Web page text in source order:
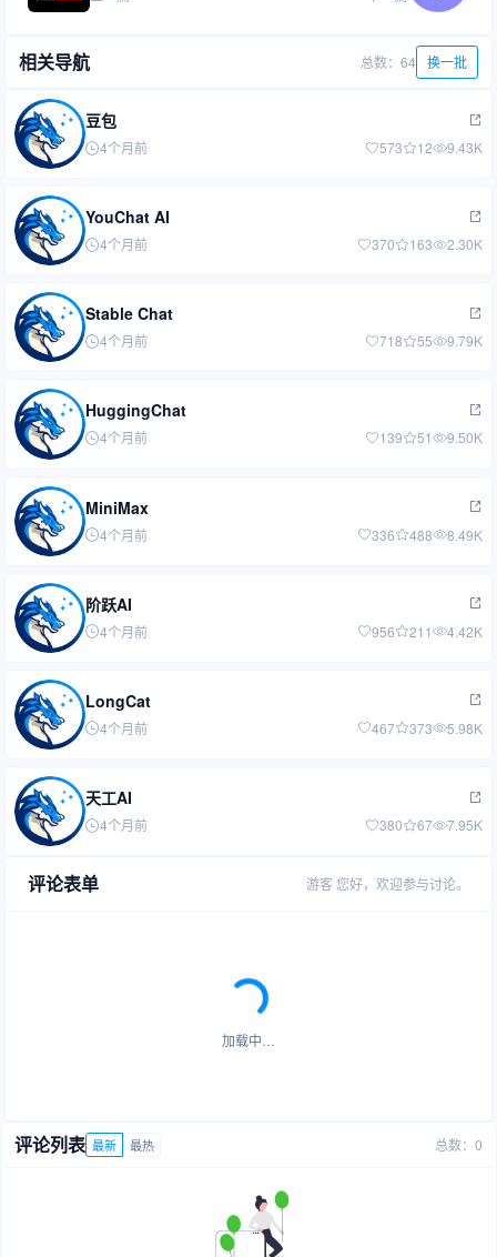
相关导航 总数：64 换一批
豆包
4个月前 573 12 9.43K
YouChat AI
4个月前 370 163 2.30K
Stable Chat
4个月前 718 55 9.79K
HuggingChat
4个月前 139 51 9.50K
MiniMax
4个月前 336 488 8.49K
阶跃AI
4个月前 956 211 4.42K
LongCat
4个月前 467 373 5.98K
天工AI
4个月前 380 67 7.95K
评论表单 游客 您好，欢迎参与讨论。
加载中…
评论列表 最新 最热 总数：0